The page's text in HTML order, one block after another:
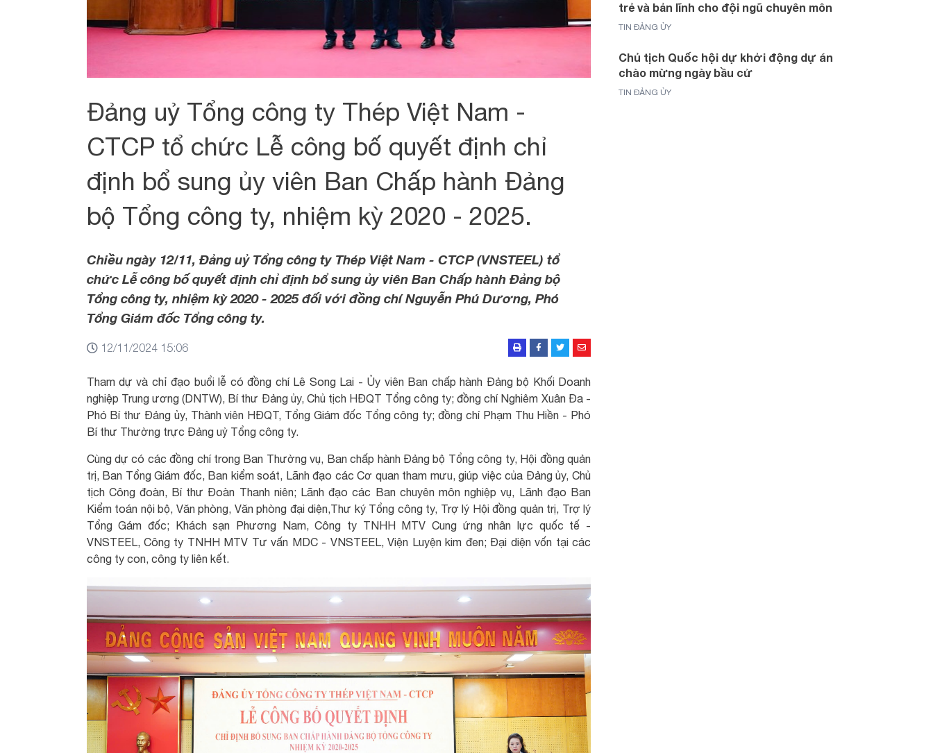
Đảng uỷ Tổng công ty Thép Việt Nam -
CTCP tổ chức Lễ công bố quyết định chỉ
định bổ sung ủy viên Ban Chấp hành Đảng
bộ Tổng công ty, nhiệm kỳ 2020 - 2025.
Chiều ngày 12/11, Đảng uỷ Tổng công ty Thép Việt Nam - CTCP (VNSTEEL) tổ
chức Lễ công bố quyết định chỉ định bổ sung ủy viên Ban Chấp hành Đảng bộ
Tổng công ty, nhiệm kỳ 2020 - 2025 đối với đồng chí Nguyễn Phú Dương, Phó
Tổng Giám đốc Tổng công ty.
12/11/2024 15:06
Tham dự và chỉ đạo buổi lễ có đồng chí Lê Song Lai - Ủy viên Ban chấp hành Đảng bộ Khối Doanh
nghiệp Trung ương (DNTW), Bí thư Đảng ủy, Chủ tịch HĐQT Tổng công ty; đồng chí Nghiêm Xuân Đa -
Phó Bí thư Đảng ủy, Thành viên HĐQT, Tổng Giám đốc Tổng công ty; đồng chí Phạm Thu Hiền - Phó
Bí thư Thường trực Đảng uỷ Tổng công ty.
Cùng dự có các đồng chí trong Ban Thường vụ, Ban chấp hành Đảng bộ Tổng công ty, Hội đồng quản
trị, Ban Tổng Giám đốc, Ban kiểm soát, Lãnh đạo các Cơ quan tham mưu, giúp việc của Đảng ủy, Chủ
tịch Công đoàn, Bí thư Đoàn Thanh niên; Lãnh đạo các Ban chuyên môn nghiệp vụ, Lãnh đạo Ban
Kiểm toán nội bộ, Văn phòng, Văn phòng đại diện,Thư ký Tổng công ty, Trợ lý Hội đồng quản trị, Trợ lý
Tổng Gám đốc; Khách sạn Phương Nam, Công ty TNHH MTV Cung ứng nhân lực quốc tế -
VNSTEEL, Công ty TNHH MTV Tư vấn MDC - VNSTEEL, Viện Luyện kim đen; Đại diện vốn tại các
công ty con, công ty liên kết.
trẻ và bản lĩnh cho đội ngũ chuyên môn
TIN ĐẢNG ỦY
Chủ tịch Quốc hội dự khởi động dự án
chào mừng ngày bầu cử
TIN ĐẢNG ỦY